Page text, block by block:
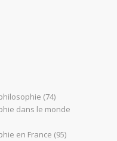
(74)
dans le monde
en France (95)